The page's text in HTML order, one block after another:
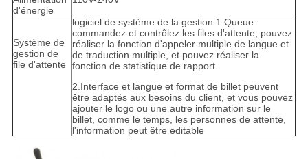
d'énergie
Système de
gestion de
file d'attente
logiciel de système de la gestion 1.Queue :
commandez et contrôlez les files d'attente, pouvez
réaliser la fonction d'appeler multiple de langue et
de traduction multiple, et pouvez réaliser la
fonction de statistique de rapport
2.Interface et langue et format de billet peuvent
être adaptés aux besoins du client, et vous pouvez
ajouter le logo ou une autre information sur le
billet, comme le temps, les personnes de attente,
l'information peut être editable